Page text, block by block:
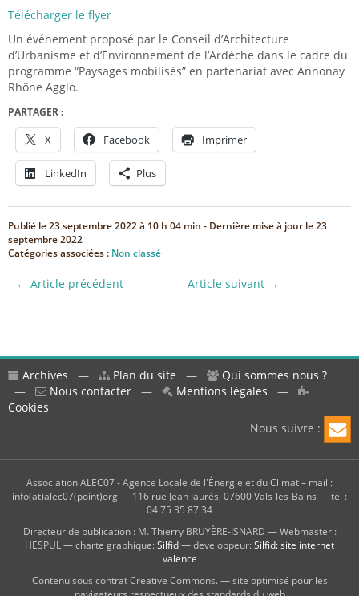
Télécharger le flyer
Un événement proposé par le Conseil d’Architecture
d’Urbanisme et d’Environnement de l’Ardèche dans le cadre du
programme “Paysages mobilisés” en partenariat avec Annonay
Rhône Agglo.
PARTAGER :
X Facebook Imprimer
LinkedIn Plus
Publié le23 septembre 2022 à 10 h 04 min - Dernière mise à jour le23
septembre 2022
Catégories associées : Non classé
← Article précédent Article suivant →
Archives — Plan du site —
Qui sommes nous ?
—
Nous contacter — Mentions légales —
Cookies
Nous suivre :
Association ALEC07 - Agence Locale de l'Énergie et du Climat – mail :
info(at)alec07(point)org — 116 rue Jean Jaurès, 07600 Vals-les-Bains — tél :
04 75 35 87 34
Directeur de publication : M. Thierry BRUYÈRE-ISNARD — Webmaster :
HESPUL — charte graphique:Silfid— developpeur:Silfid: site internet
valence
Contenu sous contrat Creative Commons. — site optimisé pour les